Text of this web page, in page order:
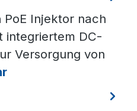
PoE Injektor nach
integriertem DC-
Versorgung von